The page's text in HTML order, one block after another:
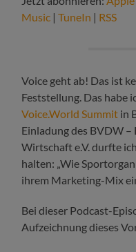
Music |TuneIn | RSS
Voice geht ab! Das ist
Feststellung. Das habe
Voice.World Summit in
Einladung des BVDW
Wirtschaft e.V. durfte
halten: „Wie
ihrem Marketing-Mix
Bei dieser Podcast-
Aufzeichnung dieses